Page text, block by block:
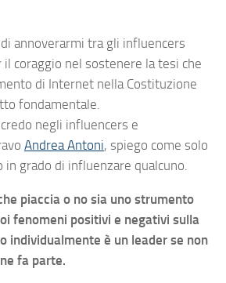
annoverarmi tra gli influencers
coraggio nel sostenere la tesi che
di Internet nella Costituzione
fondamentale.
negli influencers e
Andrea Antoni, spiego come solo
in grado di influenzare qualcuno.
piaccia o no sia uno strumento
fenomeni positivi e negativi sulla
individualmente è un leader se non
fa parte.